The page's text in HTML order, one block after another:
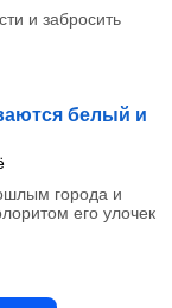
и забросить
белый и
города и
его улочек